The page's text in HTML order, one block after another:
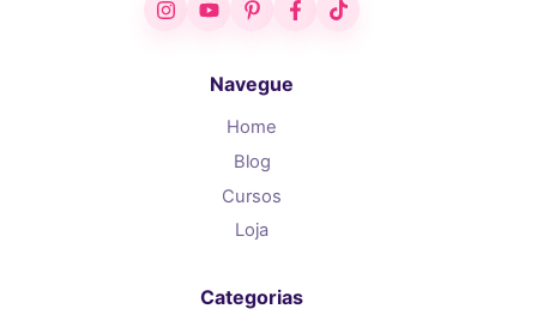
Navegue
Home
Blog
Cursos
Loja
Categorias